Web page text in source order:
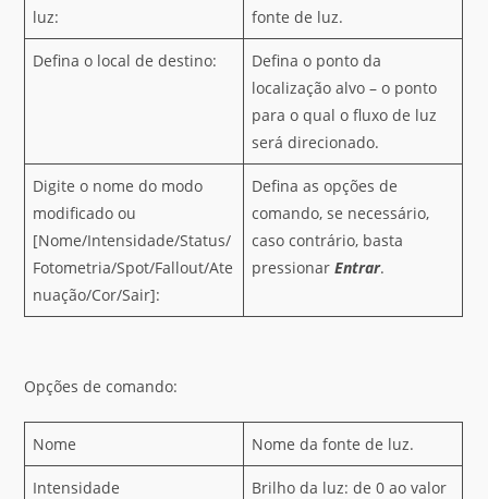
luz:
fonte de luz.
Defina o local de destino:
Defina o ponto da
localização alvo – o ponto
para o qual o fluxo de luz
será direcionado.
Digite o nome do modo
modificado ou
[Nome/Intensidade/Status/
Fotometria/Spot/Fallout/Ate
nuação/Cor/Sair]:
Defina as opções de
comando, se necessário,
caso contrário, basta
pressionarEntrar.
Opções de comando:
Nome Nome da fonte de luz.
Intensidade
Brilho da luz: de 0 ao valor